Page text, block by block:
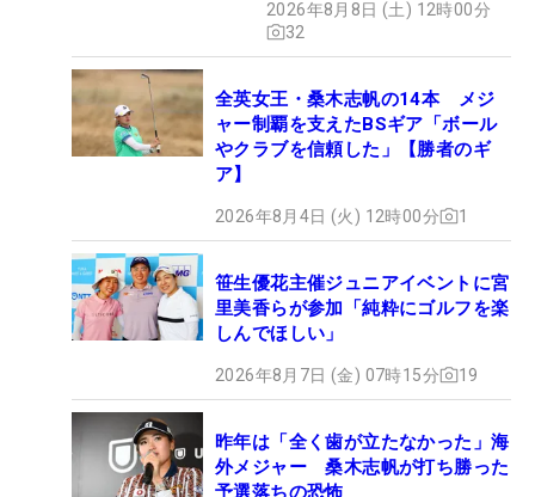
2026年8月8日 (土) 12時00分
32
全英女王・桑木志帆の14本 メジ
ャー制覇を支えたBSギア「ボール
やクラブを信頼した」【勝者のギ
ア】
2026年8月4日 (火) 12時00分 1
笹生優花主催ジュニアイベントに宮
里美香らが参加「純粋にゴルフを楽
しんでほしい」
2026年8月7日 (金) 07時15分 19
昨年は「全く歯が立たなかった」海
外メジャー 桑木志帆が打ち勝った
予選落ちの恐怖